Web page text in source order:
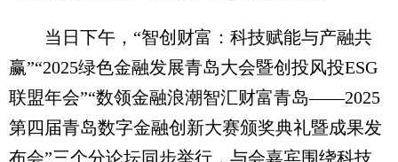
当日下午，“智创财富：科技赋能与产融共
赢”“2025绿色金融发展青岛大会暨创投风投ESG
联盟年会”“数领金融浪潮智汇财富青岛——2025
第四届青岛数字金融创新大赛颁奖典礼暨成果发
布会”三个分论坛同步举行，与会嘉宾围绕科技